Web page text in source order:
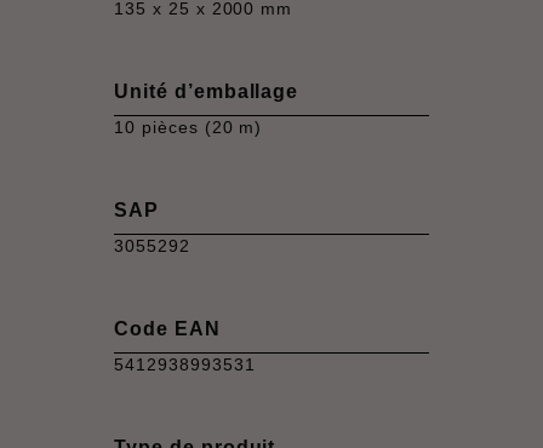
135 x 25 x 2000 mm
Unité d’emballage
10 pièces (20 m)
SAP
3055292
Code EAN
5412938993531